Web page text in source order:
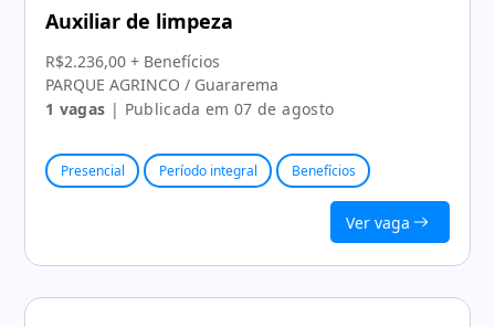
Auxiliar de limpeza
R$2.236,00 + Benefícios
PARQUE AGRINCO / Guararema
1 vagas | Publicada em 07 de agosto
Presencial Período integral Benefícios
Ver vaga